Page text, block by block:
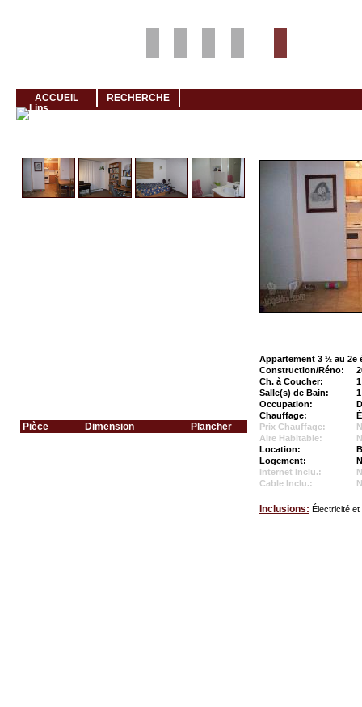
ACCUEIL RECHERCHE
Pièce Dimension Plancher
Appartement 3 ½ au 2e
Construction/Réno:
Ch. à Coucher:
1
Salle(s) de Bain:
1
Occupation:
Chauffage:
Prix Chauffage:
Aire Habitable:
Location:
Logement:
Internet Inclu.:
Cable Inclu.:
Inclusions: Électricité